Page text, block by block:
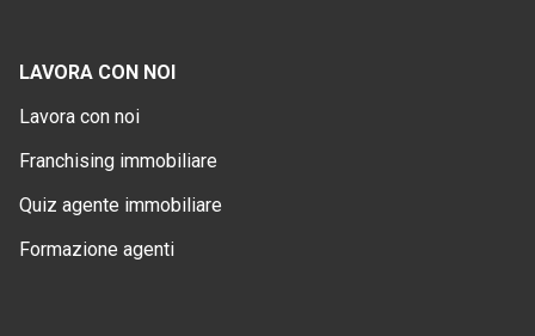
LAVORA CON NOI
Lavora con noi
Franchising immobiliare
Quiz agente immobiliare
Formazione agenti